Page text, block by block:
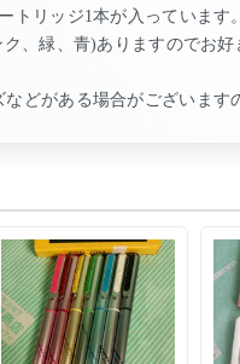
トリッジ1本が入っています。
、緑、青)ありますのでお好
どがある場合がございます